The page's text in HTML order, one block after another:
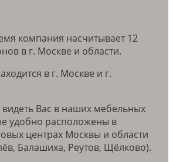
компания насчитывает 12
в г. Москве и области.
в г. Москве и г.
Вас в наших мебельных
удобно расположены в
центрах Москвы и области
Балашиха, Реутов, Щёлково).